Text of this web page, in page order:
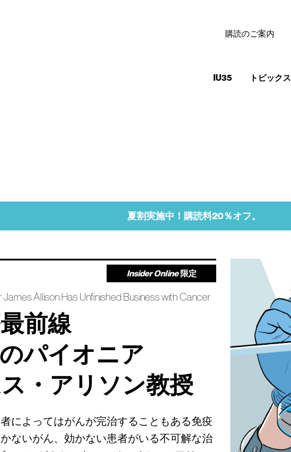
IU35 トピックス
購読のご案内
夏割実施中！購読料20％オフ。
Insider Online 限定
Allison Has Unfinished Business with Cancer
前線
パイオニア
・アリソン教授
によってはがんが完治することもある免疫
ないがん、効かない患者がいる不可解な治